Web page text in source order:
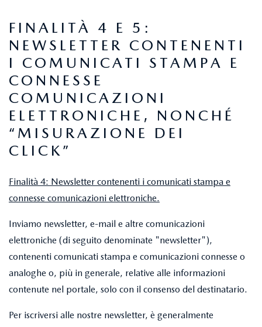
FINALITÀ 4 E 5:
NEWSLETTER CONTENENTI
I COMUNICATI STAMPA E
CONNESSE
COMUNICAZIONI
ELETTRONICHE, NONCHÉ
“MISURAZIONE DEI
CLICK”
Finalità 4: Newsletter contenenti i comunicati stampa e
connesse comunicazioni elettroniche.
Inviamo newsletter, e-mail e altre comunicazioni
elettroniche (di seguito denominate "newsletter"),
contenenti comunicati stampa e comunicazioni connesse o
analoghe o, più in generale, relative alle informazioni
contenute nel portale, solo con il consenso del destinatario.
Per iscriversi alle nostre newsletter, è generalmente